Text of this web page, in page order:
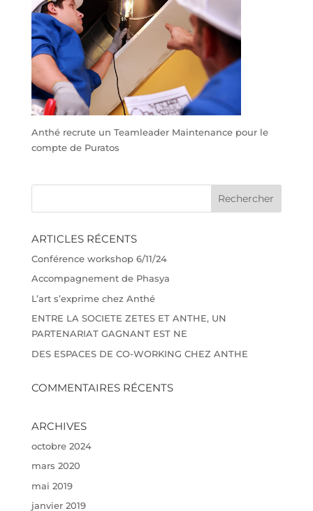
Anthé recrute un Teamleader Maintenance pour le
compte de Puratos
ARTICLES RÉCENTS
Conférence workshop 6/11/24
Accompagnement de Phasya
L’art s’exprime chez Anthé
ENTRE LA SOCIETE ZETES ET ANTHE, UN
PARTENARIAT GAGNANT EST NE
DES ESPACES DE CO-WORKING CHEZ ANTHE
COMMENTAIRES RÉCENTS
ARCHIVES
octobre 2024
mars 2020
mai 2019
janvier 2019